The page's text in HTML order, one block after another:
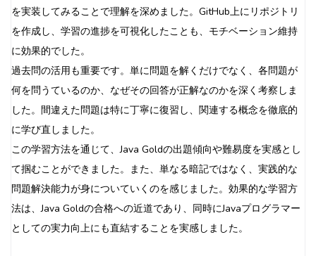
を実装してみることで理解を深めました。GitHub上にリポジトリ
を作成し、学習の進捗を可視化したことも、モチベーション維持
に効果的でした。
過去問の活用も重要です。単に問題を解くだけでなく、各問題が
何を問うているのか、なぜその回答が正解なのかを深く考察しま
した。間違えた問題は特に丁寧に復習し、関連する概念を徹底的
に学び直しました。
この学習方法を通じて、Java Goldの出題傾向や難易度を実感とし
て掴むことができました。また、単なる暗記ではなく、実践的な
問題解決能力が身についていくのを感じました。効果的な学習方
法は、Java Goldの合格への近道であり、同時にJavaプログラマー
としての実力向上にも直結することを実感しました。